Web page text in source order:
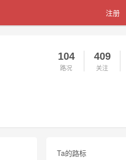
注册
104
路况
409
关注
Ta的路标